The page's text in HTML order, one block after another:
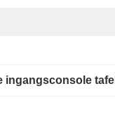
ingangsconsole tafel